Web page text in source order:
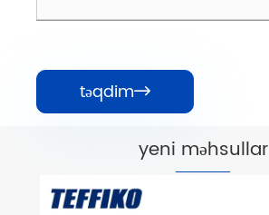
təqdim
yeni məhsullar